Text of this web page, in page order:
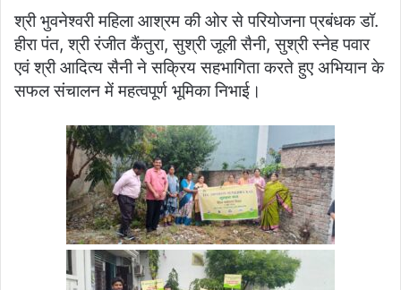
श्री भुवनेश्वरी महिला आश्रम की ओर से परियोजना प्रबंधक डॉ.
हीरा पंत, श्री रंजीत कैंतुरा, सुश्री जूली सैनी, सुश्री स्नेह पवार
एवं श्री आदित्य सैनी ने सक्रिय सहभागिता करते हुए अभियान के
सफल संचालन में महत्वपूर्ण भूमिका निभाई।